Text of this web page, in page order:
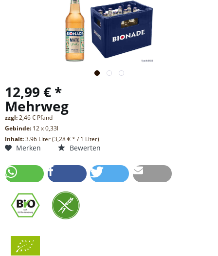
12,99 € *
Mehrweg
zzgl:2,46 € Pfand
Gebinde: 12 x 0,33l
Inhalt:3.96 Liter (3,28 € * / 1 Liter)
Merken Bewerten